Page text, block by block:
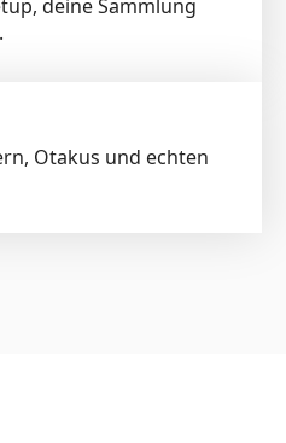
deine Sammlung
Otakus und echten